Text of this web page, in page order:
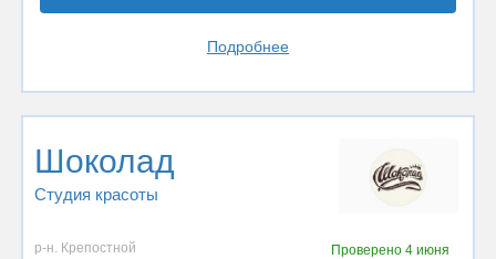
Подробнее
Шоколад
Студия красоты
р-н. Крепостной Проверено4 июня